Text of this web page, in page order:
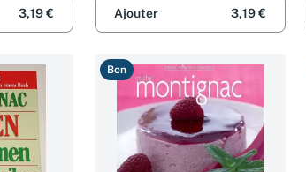
3,19 € Ajouter 3,19 €
Bon